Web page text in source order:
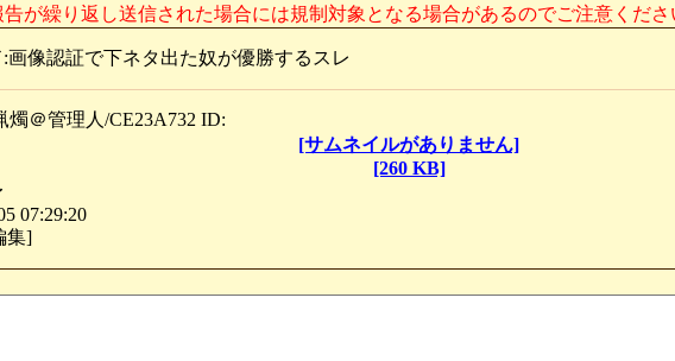
が繰り返し送信された場合には規制対象となる場合があるのでご注意くださ
:画像認証で下ネタ出た奴が優勝するスレ
燭＠管理人/CE23A732 ID:
[サムネイルがありません]
[260 KB]
07:29:20
集]